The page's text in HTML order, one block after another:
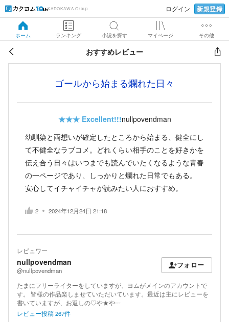
KADOKAWA Group ログイン 新規登録
ホーム ランキング 小説を探す マイページ その他
おすすめレビュー
ゴールから始まる爛れた日々
★★★ Excellent!!!nullpovendman
幼馴染と両想いが確定したところから始まる、健全にし
て不健全なラブコメ。どれくらい相手のことを好きかを
伝え合う日々はいつまでも読んでいたくなるような青春
の一ページであり、しっかりと爛れた日常でもある。
安心してイチャイチャが読みたい人におすすめ。
2 2024年12月24日 21:18
レビュワー
nullpovendman
@nullpovendman
フォロー
たまにフリーライターをしていますが、ヨムがメインのアカウントで
す。 皆様の作品楽しませていただいています。最近は主にレビューを
書いていますが、お返しの♡や★や…
レビュー投稿267件